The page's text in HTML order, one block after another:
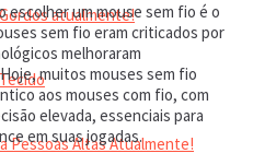
atualmente!
Pessoas Altas Atualmente!
escolher um mouse sem fio é o
sem fio eram criticados por
melhoraram
muitos mouses sem fio
aos mouses com fio, com
elevada, essenciais para
em suas jogadas.